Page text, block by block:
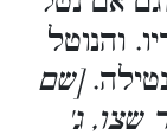
והנוטל
[שם
שצו, ג'